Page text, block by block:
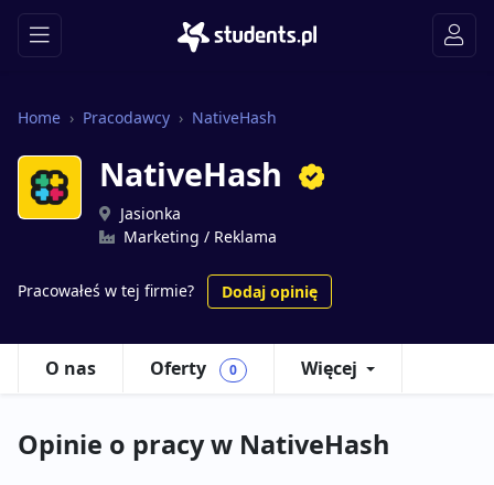
Home Pracodawcy NativeHash
NativeHash
Jasionka
Marketing / Reklama
Pracowałeś w tej firmie? Dodaj opinię
O nas Oferty 0 Więcej
Opinie o pracy w NativeHash